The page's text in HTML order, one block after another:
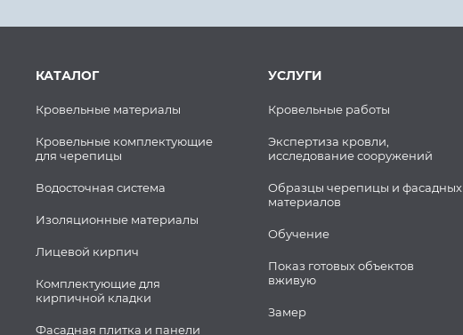
КАТАЛОГ
Кровельные материалы
Кровельные комплектующие
для черепицы
Водосточная система
Изоляционные материалы
Лицевой кирпич
Комплектующие для
кирпичной кладки
Фасадная плитка и панели
УСЛУГИ
Кровельные работы
Экспертиза кровли,
исследование сооружений
Образцы черепицы и фасадных
материалов
Обучение
Показ готовых объектов
вживую
Замер